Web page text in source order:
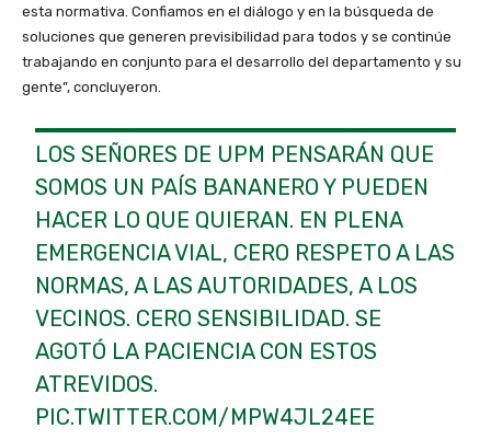
esta normativa. Confiamos en el diálogo y en la búsqueda de
soluciones que generen previsibilidad para todos y se continúe
trabajando en conjunto para el desarrollo del departamento y su
gente”, concluyeron.
LOS SEÑORES DE UPM PENSARÁN QUE
SOMOS UN PAÍS BANANERO Y PUEDEN
HACER LO QUE QUIERAN. EN PLENA
EMERGENCIA VIAL, CERO RESPETO A LAS
NORMAS, A LAS AUTORIDADES, A LOS
VECINOS. CERO SENSIBILIDAD. SE
AGOTÓ LA PACIENCIA CON ESTOS
ATREVIDOS.
PIC.TWITTER.COM/MPW4JL24EE